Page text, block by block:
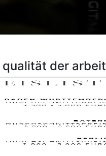
qualität der arbeit